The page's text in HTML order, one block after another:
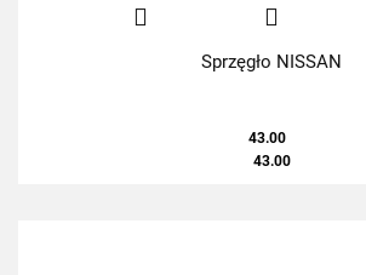
Sprzęgło NISSAN
43.00
43.00